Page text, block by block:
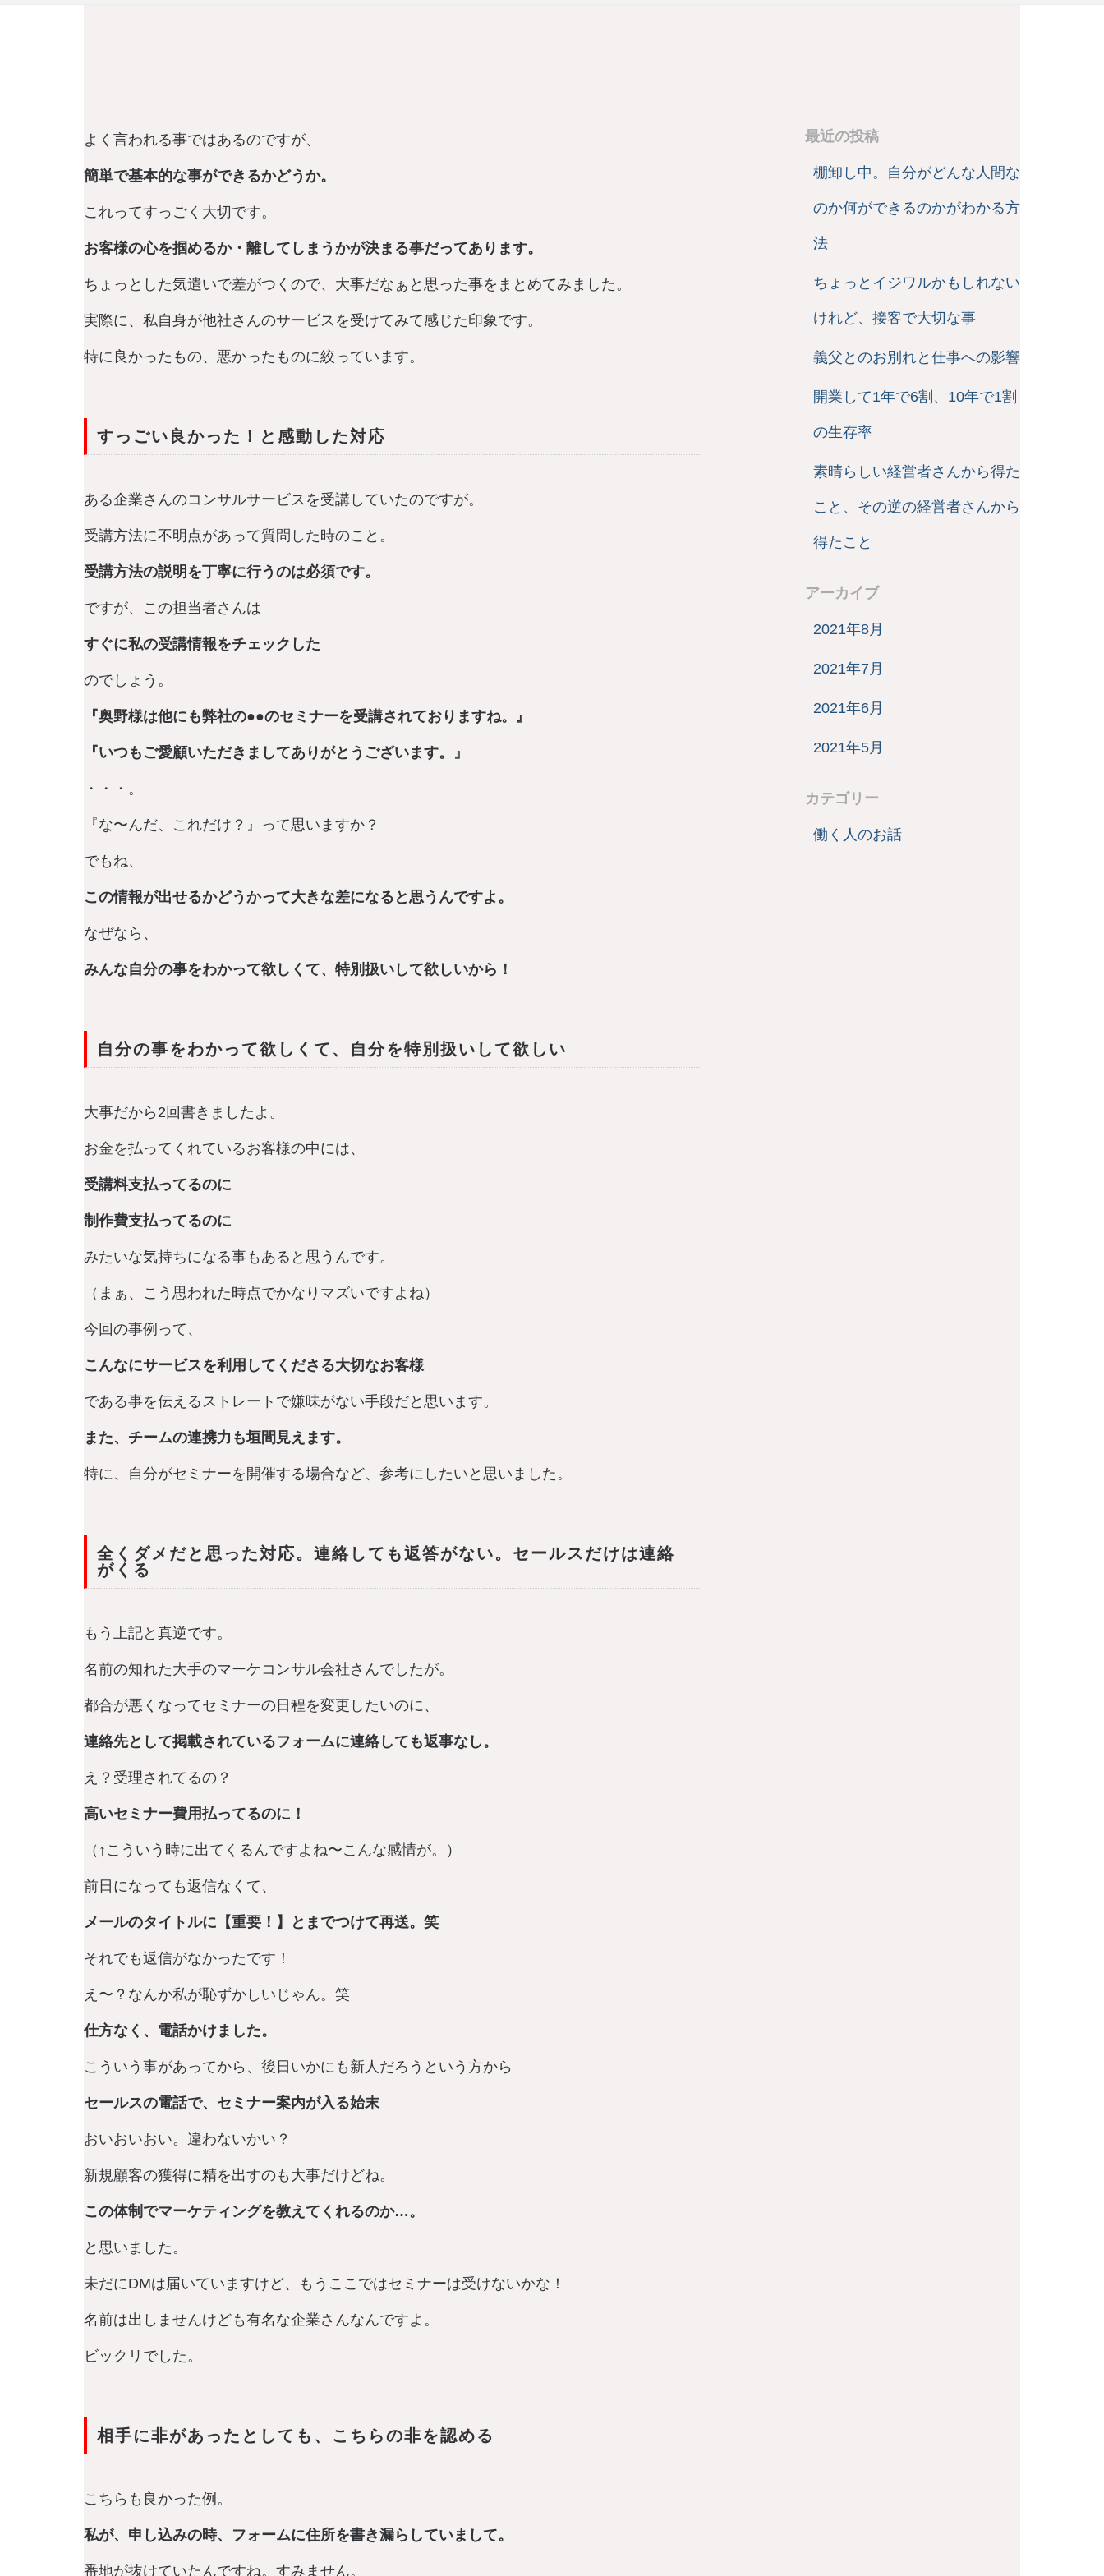
よく言われる事ではあるのですが、
簡単で基本的な事ができるかどうか。
これってすっごく大切です。
お客様の心を掴めるか・離してしまうかが決まる事だってあります。
ちょっとした気遣いで差がつくので、大事だなぁと思った事をまとめてみました。
実際に、私自身が他社さんのサービスを受けてみて感じた印象です。
特に良かったもの、悪かったものに絞っています。
すっごい良かった！と感動した対応
ある企業さんのコンサルサービスを受講していたのですが。
受講方法に不明点があって質問した時のこと。
受講方法の説明を丁寧に行うのは必須です。
ですが、この担当者さんは
すぐに私の受講情報をチェックした
のでしょう。
『奥野様は他にも弊社の●●のセミナーを受講されておりますね。』
『いつもご愛顧いただきましてありがとうございます。』
・・・。
『な〜んだ、これだけ？』って思いますか？
でもね、
この情報が出せるかどうかって大きな差になると思うんですよ。
なぜなら、
みんな自分の事をわかって欲しくて、特別扱いして欲しいから！
自分の事をわかって欲しくて、自分を特別扱いして欲しい
大事だから2回書きましたよ。
お金を払ってくれているお客様の中には、
受講料支払ってるのに
制作費支払ってるのに
みたいな気持ちになる事もあると思うんです。
（まぁ、こう思われた時点でかなりマズいですよね）
今回の事例って、
こんなにサービスを利用してくださる大切なお客様
である事を伝えるストレートで嫌味がない手段だと思います。
また、チームの連携力も垣間見えます。
特に、自分がセミナーを開催する場合など、参考にしたいと思いました。
全くダメだと思った対応。連絡しても返答がない。セールスだけは連絡
がくる
もう上記と真逆です。
名前の知れた大手のマーケコンサル会社さんでしたが。
都合が悪くなってセミナーの日程を変更したいのに、
連絡先として掲載されているフォームに連絡しても返事なし。
え？受理されてるの？
高いセミナー費用払ってるのに！
（↑こういう時に出てくるんですよね〜こんな感情が。）
前日になっても返信なくて、
メールのタイトルに【重要！】とまでつけて再送。笑
それでも返信がなかったです！
え〜？なんか私が恥ずかしいじゃん。笑
仕方なく、電話かけました。
こういう事があってから、後日いかにも新人だろうという方から
セールスの電話で、セミナー案内が入る始末
おいおいおい。違わないかい？
新規顧客の獲得に精を出すのも大事だけどね。
この体制でマーケティングを教えてくれるのか…。
と思いました。
未だにDMは届いていますけど、もうここではセミナーは受けないかな！
名前は出しませんけども有名な企業さんなんですよ。
ビックリでした。
相手に非があったとしても、こちらの非を認める
こちらも良かった例。
私が、申し込みの時、フォームに住所を書き漏らしていまして。
番地が抜けていたんですね。すみません。
最近の投稿
棚卸し中。自分がどんな人間な
のか何ができるのかがわかる方
法
ちょっとイジワルかもしれない
けれど、接客で大切な事
義父とのお別れと仕事への影響
開業して1年で6割、10年で1割
の生存率
素晴らしい経営者さんから得た
こと、その逆の経営者さんから
得たこと
アーカイブ
2021年8月
2021年7月
2021年6月
2021年5月
カテゴリー
働く人のお話